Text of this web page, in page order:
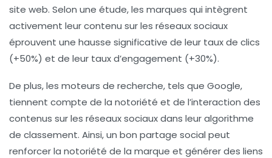
site web. Selon une étude, les marques qui intègrent
activement leur contenu sur les réseaux sociaux
éprouvent une hausse significative de leur taux de clics
(+50%) et de leur taux d’engagement (+30%).
De plus, les moteurs de recherche, tels que Google,
tiennent compte de la notoriété et de l’interaction des
contenus sur les réseaux sociaux dans leur algorithme
de classement. Ainsi, un bon partage social peut
renforcer la notoriété de la marque et générer des liens